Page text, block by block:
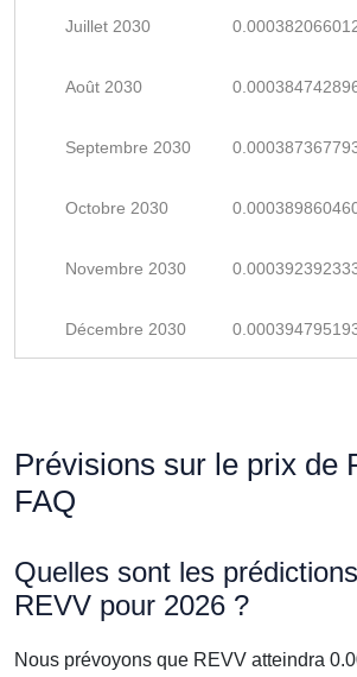
Juillet 2030
Août 2030
Septembre 2030
Octobre 2030
Novembre 2030
Décembre 2030
Prévisions sur le prix de
FAQ
Quelles sont les
REVV pour 2026 ?
Nous prévoyons que REVV atteindra